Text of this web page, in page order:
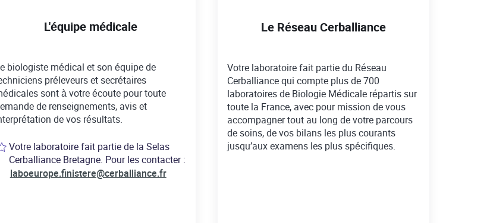
L'équipe médicale
biologiste médical et son équipe de
préleveurs et secrétaires
sont à votre écoute pour toute
de renseignements, avis et
de vos résultats.
Votre laboratoire fait partie de la Selas
Cerballiance Bretagne. Pour les contacter :
laboeurope.finistere@cerballiance.fr
Le Réseau Cerballiance
Votre laboratoire fait partie du Réseau
Cerballiance qui compte plus de 700
laboratoires de Biologie Médicale répartis sur
toute la France, avec pour mission de vous
accompagner tout au long de votre parcours
de soins, de vos bilans les plus courants
jusqu’aux examens les plus spécifiques.